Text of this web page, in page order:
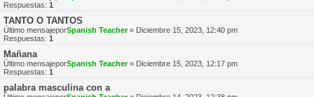
Respuestas: 1
TANTO O TANTOS
Último mensajeporSpanish Teacher« Diciembre 15, 2023, 12:40 pm
Respuestas: 1
Mañana
Último mensajeporSpanish Teacher« Diciembre 15, 2023, 12:17 pm
Respuestas: 1
palabra masculina con a